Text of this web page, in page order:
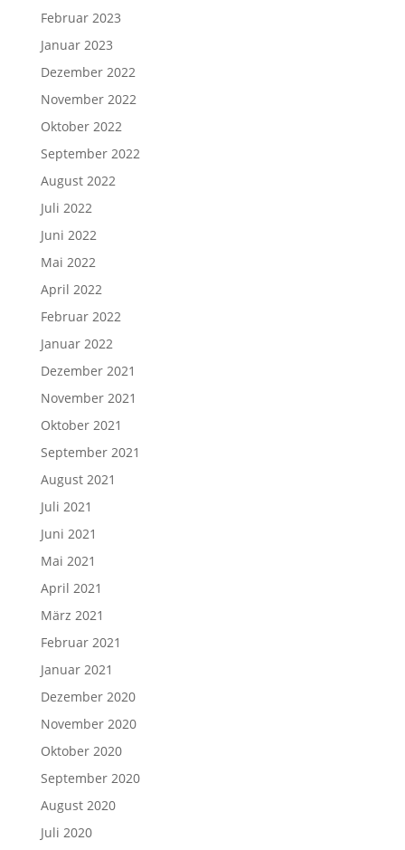
Februar 2023
Januar 2023
Dezember 2022
November 2022
Oktober 2022
September 2022
August 2022
Juli 2022
Juni 2022
Mai 2022
April 2022
Februar 2022
Januar 2022
Dezember 2021
November 2021
Oktober 2021
September 2021
August 2021
Juli 2021
Juni 2021
Mai 2021
April 2021
März 2021
Februar 2021
Januar 2021
Dezember 2020
November 2020
Oktober 2020
September 2020
August 2020
Juli 2020